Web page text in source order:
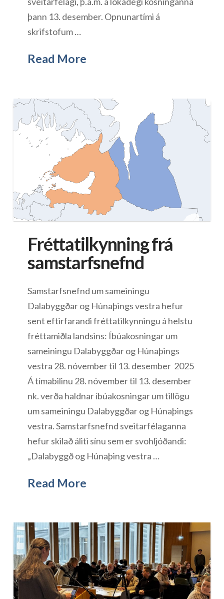
þann 13. desember. Opnunartími á
skrifstofum …
Read More
Fréttatilkynning frá
samstarfsnefnd
Samstarfsnefnd um sameiningu
Dalabyggðar og Húnaþings vestra hefur
sent eftirfarandi fréttatilkynningu á helstu
fréttamiðla landsins: Íbúakosningar um
sameiningu Dalabyggðar og Húnaþings
vestra 28. nóvember til 13. desember 2025
Á tímabilinu 28. nóvember til 13. desember
nk. verða haldnar íbúakosningar um tillögu
um sameiningu Dalabyggðar og Húnaþings
vestra. Samstarfsnefnd sveitarfélaganna
hefur skilað áliti sínu sem er svohljóðandi:
„Dalabyggð og Húnaþing vestra …
Read More